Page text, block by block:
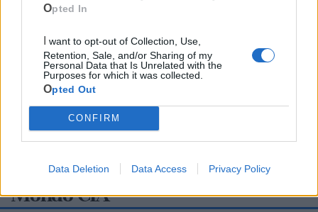
Opted In
Retention, Sale, and/or Sharing of my
Personal Data that Is Unrelated with the
Purposes for which it was collected.
Opted Out
CONFIRM
Data Deletion Data Access Privacy Policy
Mondo CIA